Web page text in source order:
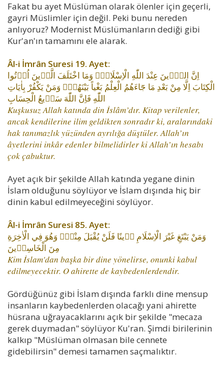
Fakat bu ayet Müslüman olarak ölenler için geçerli,
gayri Müslimler için değil. Peki bunu nereden
anlıyoruz? Modernist Müslümanların dediği gibi
Kur'an'ın tamamını ele alarak.
Âl-i İmrân Suresi 19. Ayet:
اِنَّ الدّ۪ينَ عِنْدَ اللّٰهِ الْاِسْلَامُ۠ وَمَا اخْتَلَفَ الَّذ۪ينَ اُو۫تُوا
الْكِتَابَ اِلَّا مِنْ بَعْدِ مَا جَٓاءَهُمُ الْعِلْمُ بَغْياً بَيْنَهُمْۜ وَمَنْ يَكْفُرْ بِاٰيَاتِ
Kuşkusuz Allah katında din İslâm’dır. Kitap verilenler,
ancak kendilerine ilim geldikten sonradır ki, aralarındaki
hak tanımazlık yüzünden ayrılığa düştüler. Allah’ın
âyetlerini inkâr edenler bilmelidirler ki Allah’ın hesabı
çok çabuktur.
Ayet açık bir şekilde Allah katında yegane dinin
İslam olduğunu söylüyor ve İslam dışında hiç bir
dinin kabul edilmeyeceğini söylüyor.
Âl-i İmrân Suresi 85. Ayet:
وَمَنْ يَبْتَغِ غَيْرَ الْاِسْلَامِ د۪ينًا فَلَنْ يُقْبَلَ مِنْهُۚ وَهُوَ فِي الْاٰخِرَةِ
مِنَ الْخَاسِر۪ينَ
Kim İslam'dan başka bir dine yönelirse, onunki kabul
edilmeyecektir. O ahirette de kaybedenlerdendir.
Gördüğünüz gibi İslam dışında farklı dine mensup
insanların kaybedenlerden olacağı yani ahirette
hüsrana uğrayacaklarını açık bir şekilde "mecaza
gerek duymadan" söylüyor Ku'ran. Şimdi birilerinin
kalkıp "Müslüman olmasan bile cennete
gidebilirsin" demesi tamamen saçmalıktır.